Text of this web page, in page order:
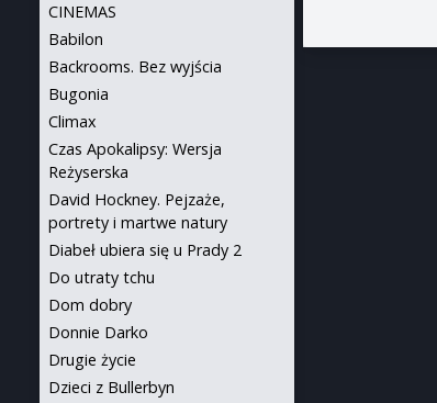
CINEMAS
Babilon
Backrooms. Bez wyjścia
Bugonia
Climax
Czas Apokalipsy: Wersja
Reżyserska
David Hockney. Pejzaże,
portrety i martwe natury
Diabeł ubiera się u Prady 2
Do utraty tchu
Dom dobry
Donnie Darko
Drugie życie
Dzieci z Bullerbyn